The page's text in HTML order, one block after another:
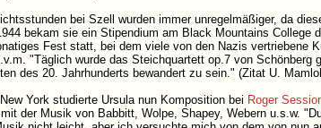
bei Szell wurden immer unregelmäßiger, da
bekam sie ein Stipendium am Black Mountains College
Fest statt, bei dem viele von den Nazis vertriebene
"Täglich wurde das Steichquartett op.7 von
des 20. Jahrhunderts bewandert zu sein." (Zitat U.
York studierte Ursula nun Komposition bei Roger
der Musik von Babbitt, Wolpe, Shapey, Webern u.s.w.